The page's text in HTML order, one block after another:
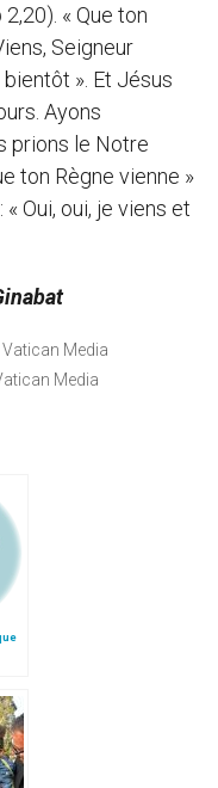
« Que ton
Seigneur
». Et Jésus
Ayons
prions le Notre
ton Règne vienne »
Oui, oui, je viens et
Media